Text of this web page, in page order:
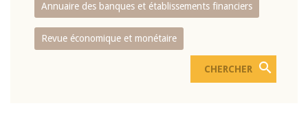
Annuaire des banques et établissements financiers
Revue économique et monétaire